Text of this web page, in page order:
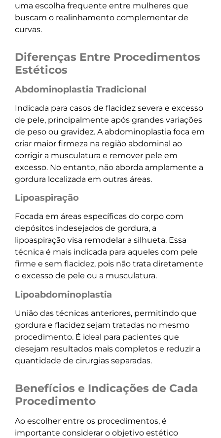
uma escolha frequente entre mulheres que
buscam o realinhamento complementar de
curvas.
Diferenças Entre Procedimentos
Estéticos
Abdominoplastia Tradicional
Indicada para casos de flacidez severa e excesso
de pele, principalmente após grandes variações
de peso ou gravidez. A abdominoplastia foca em
criar maior firmeza na região abdominal ao
corrigir a musculatura e remover pele em
excesso. No entanto, não aborda amplamente a
gordura localizada em outras áreas.
Lipoaspiração
Focada em áreas específicas do corpo com
depósitos indesejados de gordura, a
lipoaspiração visa remodelar a silhueta. Essa
técnica é mais indicada para aqueles com pele
firme e sem flacidez, pois não trata diretamente
o excesso de pele ou a musculatura.
Lipoabdominoplastia
União das técnicas anteriores, permitindo que
gordura e flacidez sejam tratadas no mesmo
procedimento. É ideal para pacientes que
desejam resultados mais completos e reduzir a
quantidade de cirurgias separadas.
Benefícios e Indicações de Cada
Procedimento
Ao escolher entre os procedimentos, é
importante considerar o objetivo estético